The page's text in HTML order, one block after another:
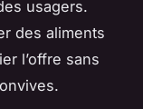
usagers.
des aliments
l’offre sans